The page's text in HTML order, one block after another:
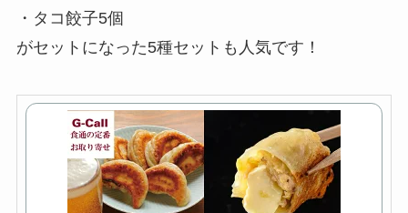
・タコ餃子5個
がセットになった5種セットも人気です！